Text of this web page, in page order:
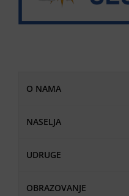
O NAMA
NASELJA
UDRUGE
OBRAZOVANJE